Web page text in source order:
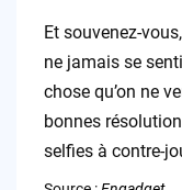
Et souvenez-
ne jamais se
chose qu’on ne
bonnes
selfies à contre-